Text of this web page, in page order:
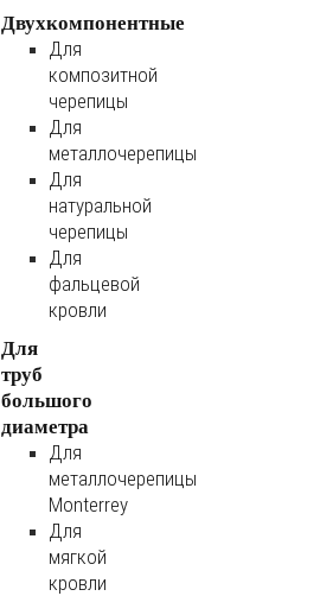
Двухкомпонентные
Для
композитной
черепицы
Для
металлочерепицы
Для
натуральной
черепицы
Для
фальцевой
кровли
Для
труб
большого
диаметра
Для
металлочерепицы
Monterrey
Для
мягкой
кровли